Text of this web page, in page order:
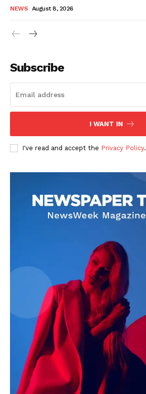
NEWS August 8, 2026
Subscribe
I WANT IN
I've read and accept the Privacy Policy.